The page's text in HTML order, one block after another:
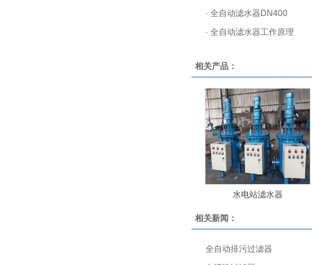
· 全自动滤水器DN400
· 全自动滤水器工作原理
相关产品：
水电站滤水器
相关新闻：
全自动排污过滤器